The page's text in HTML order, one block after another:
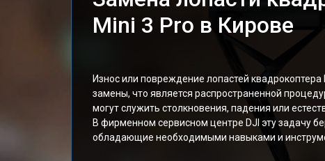
Mini 3 Pro в Кирове
Износ или повреждение лопастей квадрокоптера
замены, что является распространенной
могут служить столкновения, падения или
В фирменном сервисном центре DJI эту задачу
обладающие необходимыми навыками и